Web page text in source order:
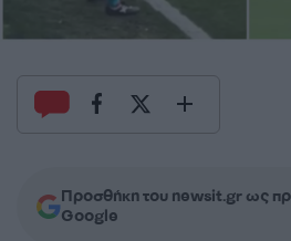
Προσθήκη του newsit.gr ως
Google